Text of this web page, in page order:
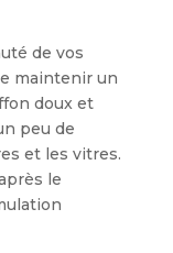
de vos
maintenir un
doux et
peu de
et les vitres.
le